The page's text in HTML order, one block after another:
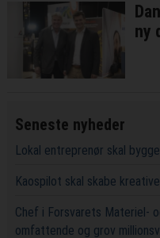
ny
Seneste nyheder
Lokal entreprenør skal
Kaospilot skal skabe
Chef i Forsvarets Materiel-
omfattende og grov